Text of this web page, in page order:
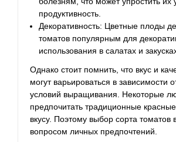
продуктивность.
Декоративность: Цветные плоды
томатов популярным для
использования в салатах и
Однако стоит помнить, что вкус и
могут варьироваться в зависимости
условий выращивания. Некоторые
предпочитать традиционные
вкусу. Поэтому выбор сорта томатов
вопросом личных предпочтений.